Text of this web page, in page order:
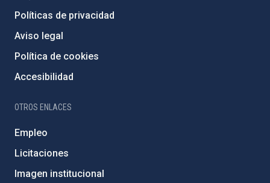
Políticas de privacidad
Aviso legal
Política de cookies
Accesibilidad
OTROS ENLACES
Empleo
Licitaciones
Imagen institucional